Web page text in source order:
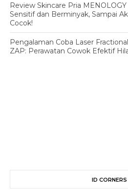
Review Skincare Pria
Sensitif dan Berminyak, Sampai
Cocok!
Pengalaman Coba Laser
ZAP: Perawatan Cowok Efektif
ID CORNERS